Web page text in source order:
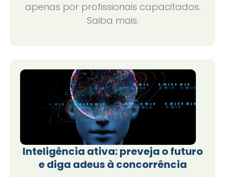
apenas por profissionais capacitados.
Saiba mais.
Inteligência ativa: preveja o futuro
e diga adeus à concorrência